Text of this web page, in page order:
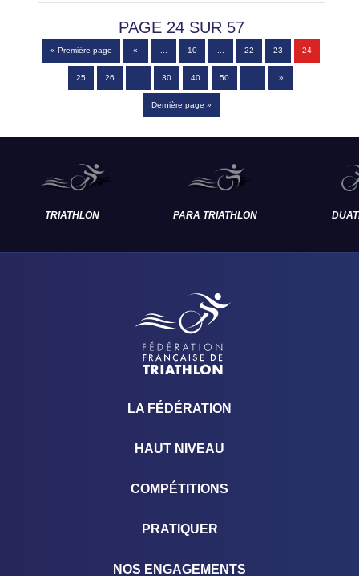
PAGE 24 SUR 57
« Première page « 10 22 23 24
25 26 30 40 50 »
Dernière page »
TRIATHLON PARA TRIATHLON
LA FÉDÉRATION
HAUT NIVEAU
COMPÉTITIONS
PRATIQUER
NOS ENGAGEMENTS